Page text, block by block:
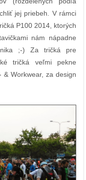
jej priebeh. V rámci
P100 2014, ktorých
nám nápadne
;-) Za tričká pre
tričká veľmi pekne
& Workwear, za design